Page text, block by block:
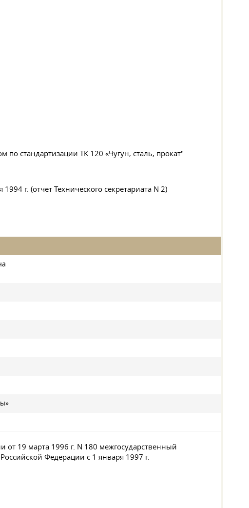
стандартизации ТК 120 «Чугун, сталь, прокат"
г. (отчет Технического секретариата N 2)
19 марта 1996 г. N 180 межгосударственный
Федерации с 1 января 1997 г.